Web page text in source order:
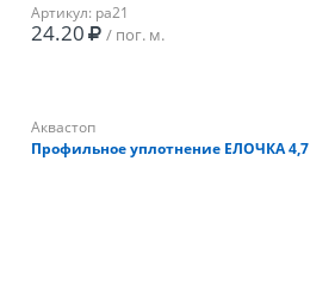
Артикул: pa21
24.20 / пог. м.
Аквастоп
Профильное уплотнение ЕЛОЧКА 4,7